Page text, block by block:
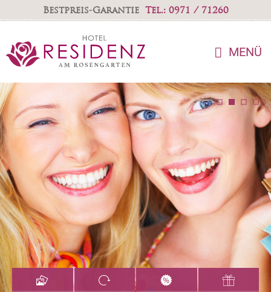
Bestpreis-Garantie Tel.: 0971 / 71260
MENÜ